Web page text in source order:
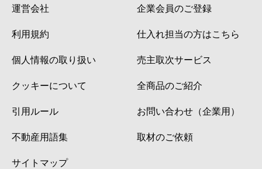
運営会社
利用規約
個人情報の取り扱い
クッキーについて
引用ルール
不動産用語集
サイトマップ
企業会員のご登録
仕入れ担当の方はこちら
売主取次サービス
全商品のご紹介
お問い合わせ（企業用）
取材のご依頼